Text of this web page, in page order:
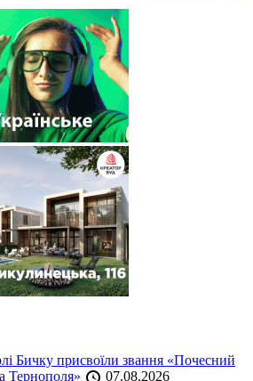
Бичку присвоїли звання «Почесний
Тернополя»
07.08.2026